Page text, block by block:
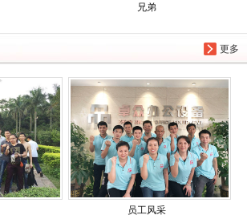
兄弟
更多
员工风采